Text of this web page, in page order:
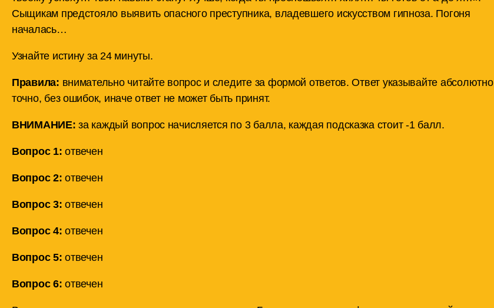
Сыщикам предстояло выявить опасного преступника, владевшего искусством гипноза. Погоня
началась…
Узнайте истину за 24 минуты.
Правила: внимательно читайте вопрос и следите за формой ответов. Ответ указывайте абсолютно
точно, без ошибок, иначе ответ не может быть принят.
ВНИМАНИЕ: за каждый вопрос начисляется по 3 балла, каждая подсказка стоит -1 балл.
Вопрос 1: отвечен
Вопрос 2: отвечен
Вопрос 3: отвечен
Вопрос 4: отвечен
Вопрос 5: отвечен
Вопрос 6: отвечен